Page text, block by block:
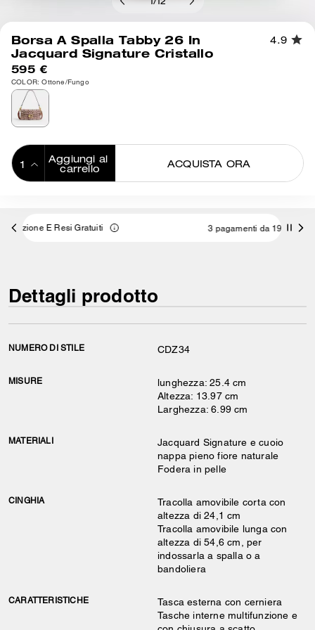
/ 12
Borsa A Spalla Tabby 26 In
Jacquard Signature Cristallo
4.9
595 €
COLOR: Ottone/Fungo
Aggiungi al
carrello
ACQUISTA ORA
3 pagamenti da 198,33 € a interessi 0% con
Dettagli prodotto
NUMERO DI STILE CDZ34
MISURE
lunghezza: 25.4 cm
Altezza: 13.97 cm
Larghezza: 6.99 cm
MATERIALI
Jacquard Signature e cuoio
nappa pieno fiore naturale
Fodera in pelle
CINGHIA
Tracolla amovibile corta con
altezza di 24,1 cm
Tracolla amovibile lunga con
altezza di 54,6 cm, per
indossarla a spalla o a
bandoliera
CARATTERISTICHE
Tasca esterna con cerniera
Tasche interne multifunzione e